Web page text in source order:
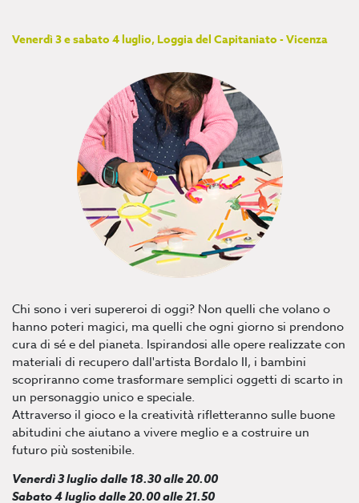
Venerdì 3 e sabato 4 luglio, Loggia del Capitaniato - Vicenza
Chi sono i veri supereroi di oggi? Non quelli che volano o
hanno poteri magici, ma quelli che ogni giorno si prendono
cura di sé e del pianeta. Ispirandosi alle opere realizzate con
materiali di recupero dall'artista Bordalo II, i bambini
scopriranno come trasformare semplici oggetti di scarto in
un personaggio unico e speciale.
Attraverso il gioco e la creatività rifletteranno sulle buone
abitudini che aiutano a vivere meglio e a costruire un
futuro più sostenibile.
Venerdì 3 luglio dalle 18.30 alle 20.00
Sabato 4 luglio dalle 20.00 alle 21.50